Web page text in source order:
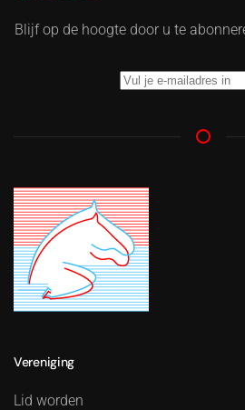
Blijf op de hoogte door u te
Vereniging
Lid worden